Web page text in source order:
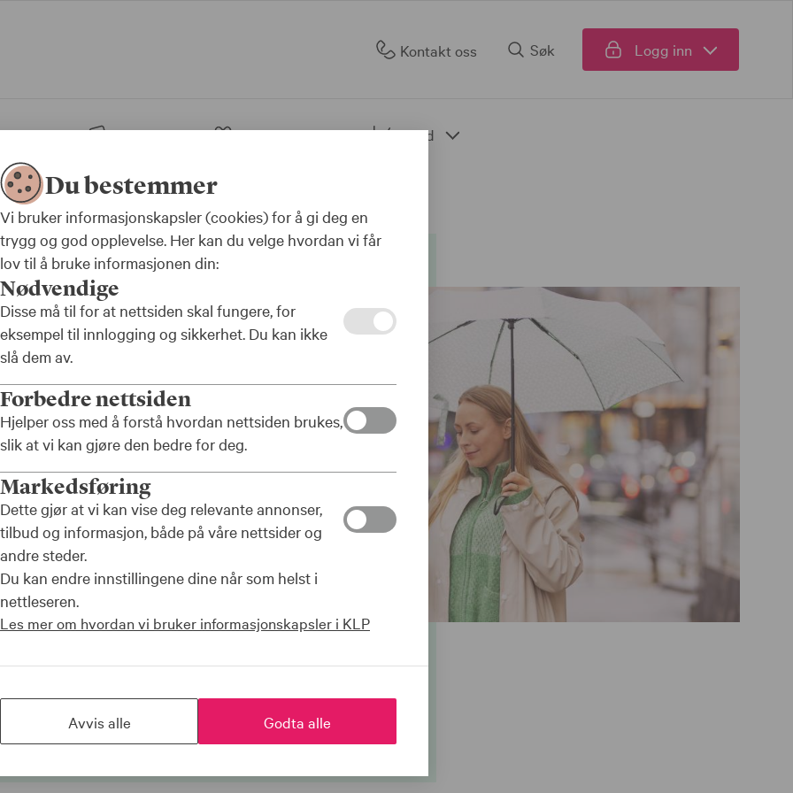
Bank Forsikring Fond
Kontakt oss Søk Logg inn
svindel
– og de
når
øker
grep kan
tips for å
Du bestemmer
Vi bruker informasjonskapsler (cookies) for å gi deg en
trygg og god opplevelse. Her kan du velge hvordan vi får
lov til å bruke informasjonen din:
Nødvendige
Disse må til for at nettsiden skal fungere, for
eksempel til innlogging og sikkerhet. Du kan ikke
slå dem av.
Forbedre nettsiden
Hjelper oss med å forstå hvordan nettsiden brukes,
slik at vi kan gjøre den bedre for deg.
Markedsføring
Dette gjør at vi kan vise deg relevante annonser,
tilbud og informasjon, både på våre nettsider og
andre steder.
Du kan endre innstillingene dine når som helst i
nettleseren.
Les mer om hvordan vi bruker informasjonskapsler i KLP
Avvis alle Godta alle